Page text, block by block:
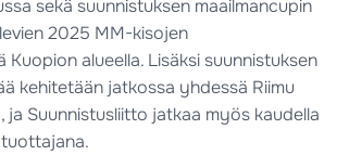
sekä suunnistuksen maailmancupin
2025 MM-kisojen
alueella. Lisäksi suunnistuksen
kehitetään jatkossa yhdessä Riimu
ja Suunnistusliitto jatkaa myös kaudella